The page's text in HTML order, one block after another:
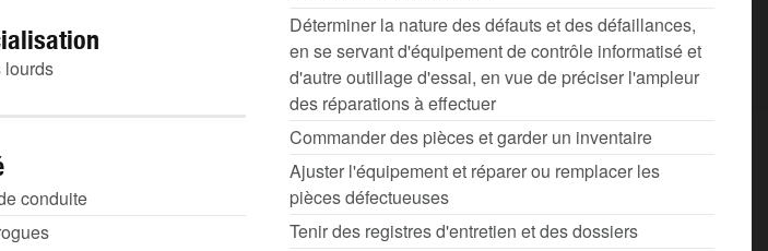
Déterminer la nature des défauts et des défaillances,
en se servant d'équipement de contrôle informatisé et
d'autre outillage d'essai, en vue de préciser l'ampleur
des réparations à effectuer
Commander des pièces et garder un inventaire
Ajuster l'équipement et réparer ou remplacer les
pièces défectueuses
Tenir des registres d'entretien et des dossiers
lourds
conduite